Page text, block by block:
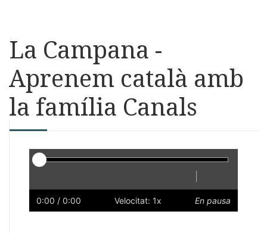
La Campana -
Aprenem català amb
la família Canals
Reproductor
Lent
0:00 / 0:00 Velocitat: 1x En pausa